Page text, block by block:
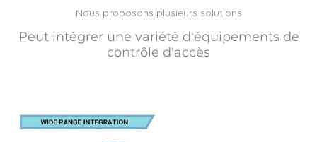
Nous proposons plusieurs solutions
Peut intégrer une variété d'équipements de
contrôle d'accès